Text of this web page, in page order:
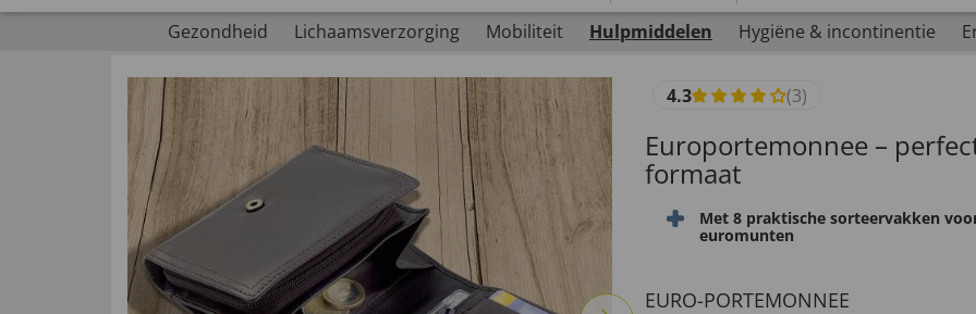
Gezondheid
Lichaamsverzorging Mobiliteit Hulpmiddelen Hygiëne & incontinentie
4.3 (3)
Europortemonnee –
formaat
Met 8 praktische sorteervakken
euromunten
EURO-PORTEMONNEE